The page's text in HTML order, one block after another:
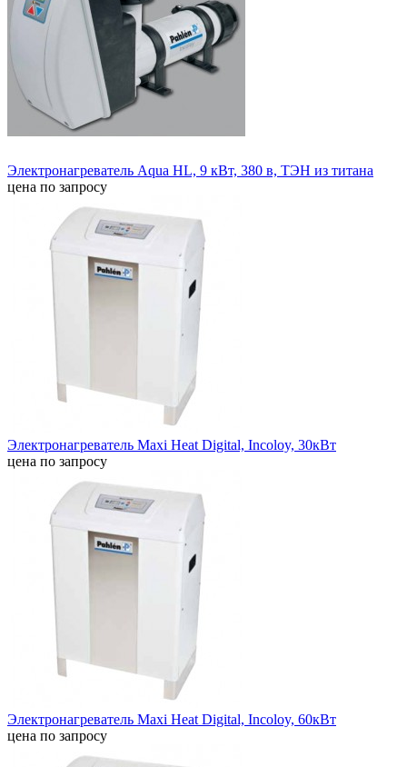
Электронагреватель Aqua HL, 9 кВт, 380 в, ТЭН из титана
цена по запросу
Электронагреватель Maxi Heat Digital, Incoloy, 30кВт
цена по запросу
Электронагреватель Maxi Heat Digital, Incoloy, 60кВт
цена по запросу